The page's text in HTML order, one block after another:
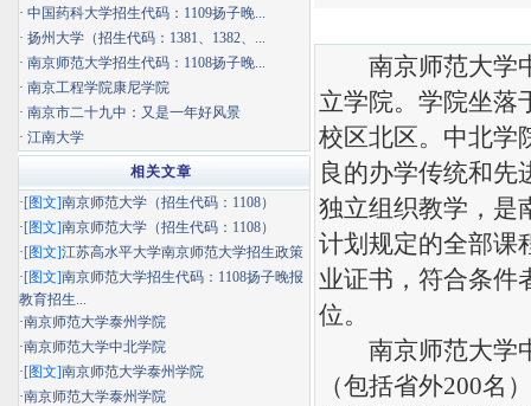
南京师范大学中
立学院。学院坐落
校区北区。中北
良的办学传统和先
独立组织教学，是
计划规定的全部课
业证书，符合条件
位。
南京师范大学中
（包括省外200名
· 中国药科大学招生代码：1109扬子晚...
· 扬州大学（招生代码：1381、1382、...
· 南京师范大学招生代码：1108扬子晚...
· 南京工程学院康尼学院
· 南京市二十九中：又是一年好风景
· 江南大学
相关文章
·[图文]南京师范大学（招生代码：1108）
·[图文]南京师范大学（招生代码：1108）
·[图文]江苏高水平大学南京师范大学招生政策
·[图文]南京师范大学招生代码：1108扬子晚报
教育招生...
·南京师范大学泰州学院
·南京师范大学中北学院
·[图文]南京师范大学泰州学院
·南京师范大学泰州学院